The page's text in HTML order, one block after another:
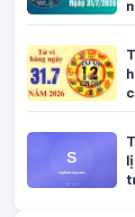
SỐ ĐẸP THEO